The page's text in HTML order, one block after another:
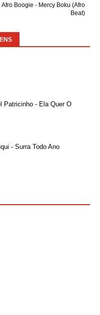
Afro Boogie - Mercy Boku (Afro
Beat)
Patricinho - Ela Quer O
- Surra Todo Ano